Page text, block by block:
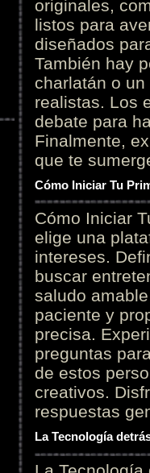
originales,
listos para
diseñados
También hay
charlatán o
realistas. Los
debate para
Finalmente,
que te
Cómo Iniciar Tu
Cómo Iniciar
elige una
intereses.
buscar
saludo
paciente y
precisa.
preguntas
de estos
creativos.
respuestas
La Tecnología